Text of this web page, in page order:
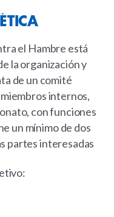
ÉTICA
el Hambre está
la organización y
de un comité
internos,
con funciones
un mínimo de dos
partes interesadas